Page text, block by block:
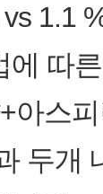
1.1
에 따
아스
두개